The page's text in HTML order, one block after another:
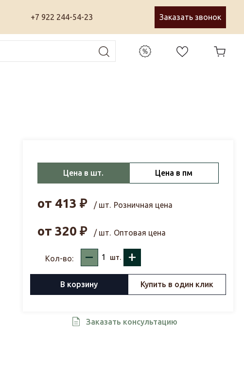
+7 922 244-54-23 Заказать звонок
Цена в шт. Цена в пм
от 413 ₽ / шт. Розничная цена
от 320 ₽ / шт. Оптовая цена
Кол-во: – шт. +
В корзину Купить в один клик
Заказать консультацию